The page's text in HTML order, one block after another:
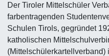
Der Tiroler Mittelschüler
farbentragenden
Schulen Tirols, gegründet
katholischen
(Mittelschülerkartellverband)